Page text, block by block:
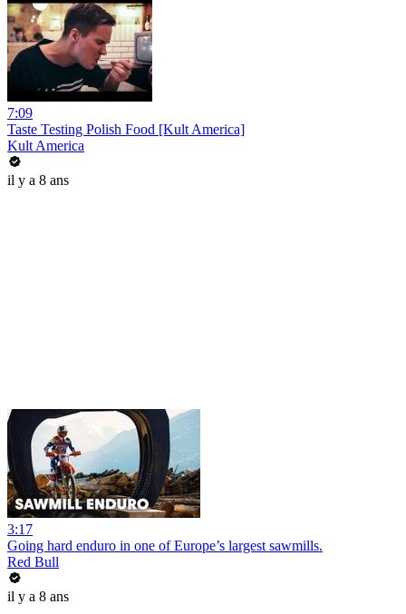
7:09
Taste Testing Polish Food [Kult America]
Kult America
il y a 8 ans
3:17
Going hard enduro in one of Europe’s largest sawmills.
Red Bull
il y a 8 ans